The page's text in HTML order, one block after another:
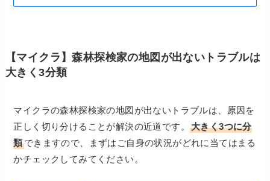
【マイクラ】森林探検家の地図が出ないトラブルは
大きく3分類
マイクラの森林探検家の地図が出ないトラブルは、原因を
正しく切り分けることが解決の近道です。大きく3つに分
類できますので、まずはご自身の状況がどれに当てはまる
かチェックしてみてください。